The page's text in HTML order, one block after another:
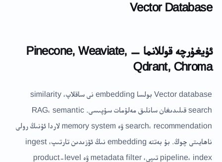
Vector Database
ئۇيغۇرچە قوللانما — Pinecone, Weaviate,
Qdrant, Chroma
Vector database بولسا embedding نى ساقلاپ، similarity
search قىلىدىغان سانلىق مەلۇمات سۇپىسى. RAG، semantic
search، recommendation ۋە memory system لاردا ئۇنىڭ رولى
ناھايىتى چوڭ. بۇ بەتتە embedding نىڭ ئۆزىدىن تارتىپ، ingest
pipeline، index تىپى، metadata filter ۋە product-level